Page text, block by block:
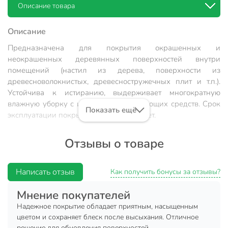
Описание товара
Описание
Предназначена для покрытия окрашенных и
неокрашенных деревянных поверхностей внутри
помещений (настил из дерева, поверхности из
древесноволокнистых, древесностружечных плит и т.п.).
Устойчива к истиранию, выдерживает многократную
влажную уборку с использованием моющих средств. Срок
эксплуатации покрытия не менее 2-х лет.
: Алкидный лак, пигменты, наполнитель,
Расход: 180-200 г/м² при нанесении в 1 слой.
: 24 месяца.
Применение
Показать ещё
Отзывы о товаре
Написать отзыв Как получить бонусы за отзывы?
Мнение покупателей
Надежное покрытие обладает приятным, насыщенным
цветом и сохраняет блеск после высыхания. Отличное